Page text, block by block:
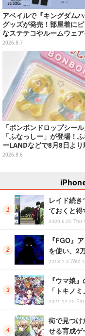
アベイルで『キングダムハ
グッズが発売！部屋着にピ
なステテコやルームウェ
2026.8.7
「ボンボンドロップシー
「ふなっしー」が登場！
ーLANDなどで8月8日より
売
2026.8.6
レイド続き
ておくと得
2020.6.25 Thu
『FGO』
を使い、2
2018.1.3 Wed
『ウマ娘
「トキノ
2021.12.25 Sat
街で見つけ
せる育成ゲ